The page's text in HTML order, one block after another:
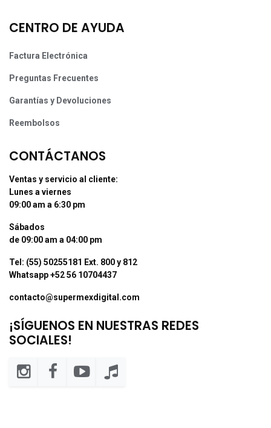
CENTRO DE AYUDA
Factura Electrónica
Preguntas Frecuentes
Garantías y Devoluciones
Reembolsos
CONTÁCTANOS
Ventas y servicio al cliente:
Lunes a viernes
09:00 am a 6:30 pm
Sábados
de 09:00 am a 04:00 pm
Tel: (55) 50255181 Ext. 800 y 812
Whatsapp +52 56 10704437
contacto@supermexdigital.com
¡SÍGUENOS EN NUESTRAS REDES
SOCIALES!